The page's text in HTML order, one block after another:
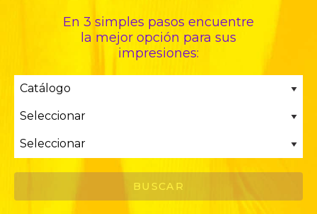
En 3 simples pasos encuentre
la mejor opción para sus
impresiones: